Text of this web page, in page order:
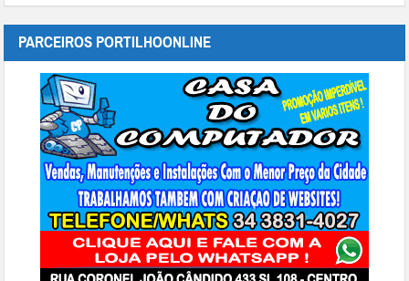
PARCEIROS PORTILHOONLINE